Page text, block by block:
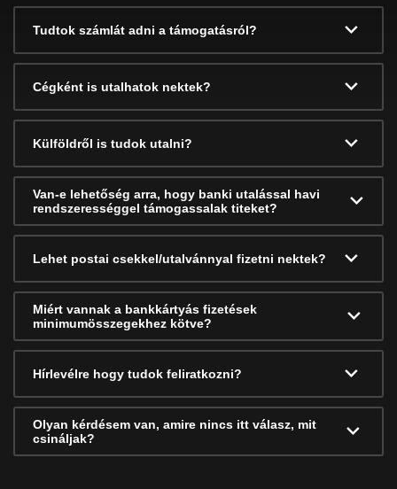
Tudtok számlát adni a támogatásról?
Cégként is utalhatok nektek?
Külföldről is tudok utalni?
Van-e lehetőség arra, hogy banki utalással havi
rendszerességgel támogassalak titeket?
Lehet postai csekkel/utalvánnyal fizetni nektek?
Miért vannak a bankkártyás fizetések
minimumösszegekhez kötve?
Hírlevélre hogy tudok feliratkozni?
Olyan kérdésem van, amire nincs itt válasz, mit
csináljak?